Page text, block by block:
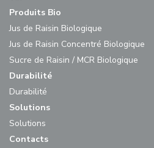
Produits Bio
Jus de Raisin Biologique
Jus de Raisin Concentré Biologique
Sucre de Raisin / MCR Biologique
Durabilité
Durabilité
Solutions
Solutions
Contacts